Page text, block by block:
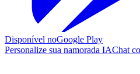
Disponível noGoogle Play
Personalize sua namorada IAChat